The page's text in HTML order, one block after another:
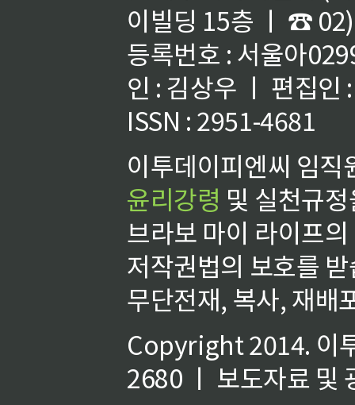
이빌딩 15층 ㅣ ☎
등록번호 : 서울아
인 : 김상우 ㅣ 편집인
ISSN : 2951-4681
이투데이피엔씨 임
윤리강령 및 실천규
브라보 마이 라이프
저작권법의 보호를
무단전재, 복사, 재배
Copyright 2014. 이
2680 ㅣ 보도자료